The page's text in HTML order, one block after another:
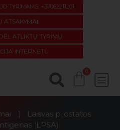
TYRIMAMS: +37062211201
ATSAKYMAI
ATLIKTŲ TYRIMŲ
INTERNETU
|
Laisvas prostatos
(LPSA)